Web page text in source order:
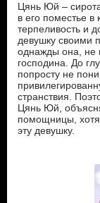
Цянь Юй –
в его поместье в
терпеливость и
девушку своими
однажды она, не
господина. До
попросту не
странствия.
Цянь Юй,
помощницы,
эту девушку.